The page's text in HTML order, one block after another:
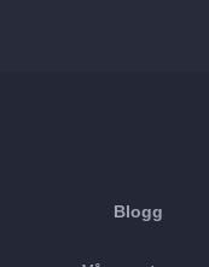
Blogg